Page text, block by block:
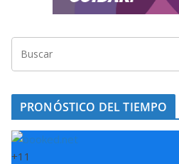
PRONÓSTICO DEL TIEMPO
+11